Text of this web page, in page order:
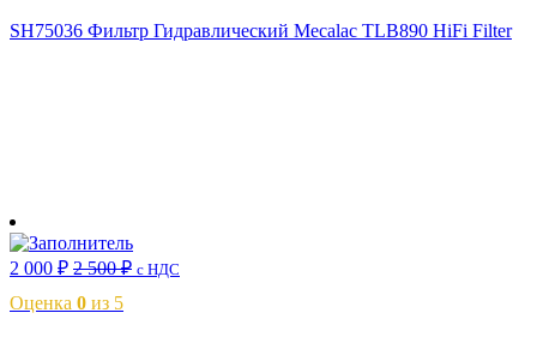
SH75036 Фильтр Гидравлический Mecalac TLB890 HiFi Filter
2 000 ₽ 2 500₽ с НДС
Оценка 0 из 5